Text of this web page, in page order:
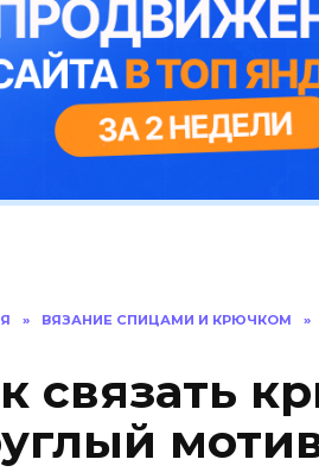
» ВЯЗАНИЕ СПИЦАМИ И КРЮЧКОМ »
связать